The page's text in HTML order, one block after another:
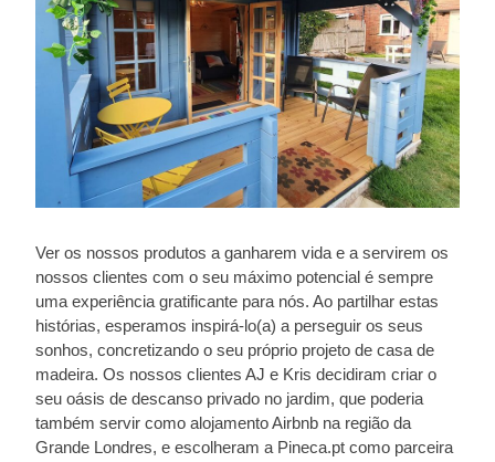
Ver os nossos produtos a ganharem vida e a servirem os
nossos clientes com o seu máximo potencial é sempre
uma experiência gratificante para nós. Ao partilhar estas
histórias, esperamos inspirá-lo(a) a perseguir os seus
sonhos, concretizando o seu próprio projeto de casa de
madeira. Os nossos clientes AJ e Kris decidiram criar o
seu oásis de descanso privado no jardim, que poderia
também servir como alojamento Airbnb na região da
Grande Londres, e escolheram a Pineca.pt como parceira